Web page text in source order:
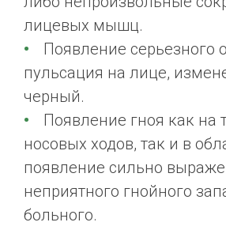
лицевых мышц.
Появление серьезного
пульсация на лице,
черный.
Появление гноя как на
носовых ходов, так и в
появление сильно
неприятного гнойного
больного.